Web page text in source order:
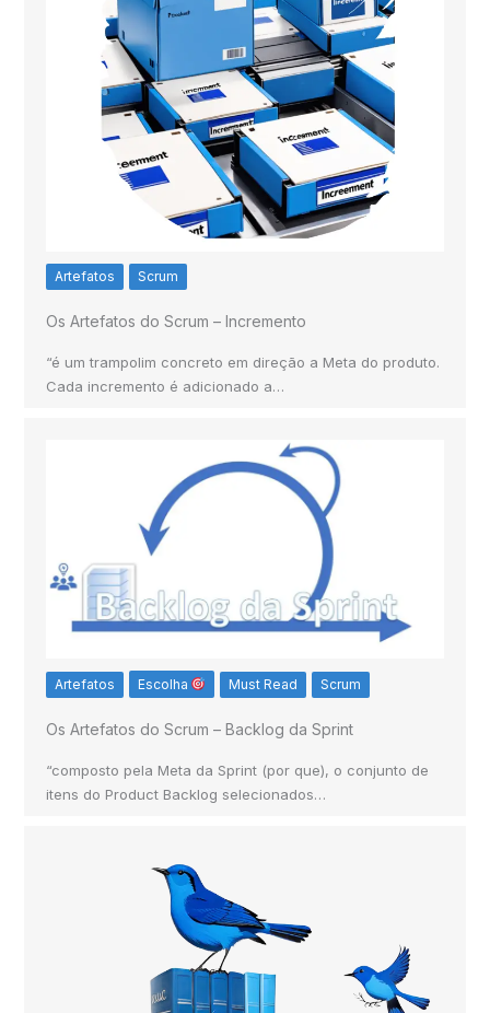
Artefatos Scrum
Os Artefatos do Scrum – Incremento
“é um trampolim concreto em direção a Meta do produto.
Cada incremento é adicionado a…
Artefatos Escolha Must Read Scrum
Os Artefatos do Scrum – Backlog da Sprint
“composto pela Meta da Sprint (por que), o conjunto de
itens do Product Backlog selecionados…